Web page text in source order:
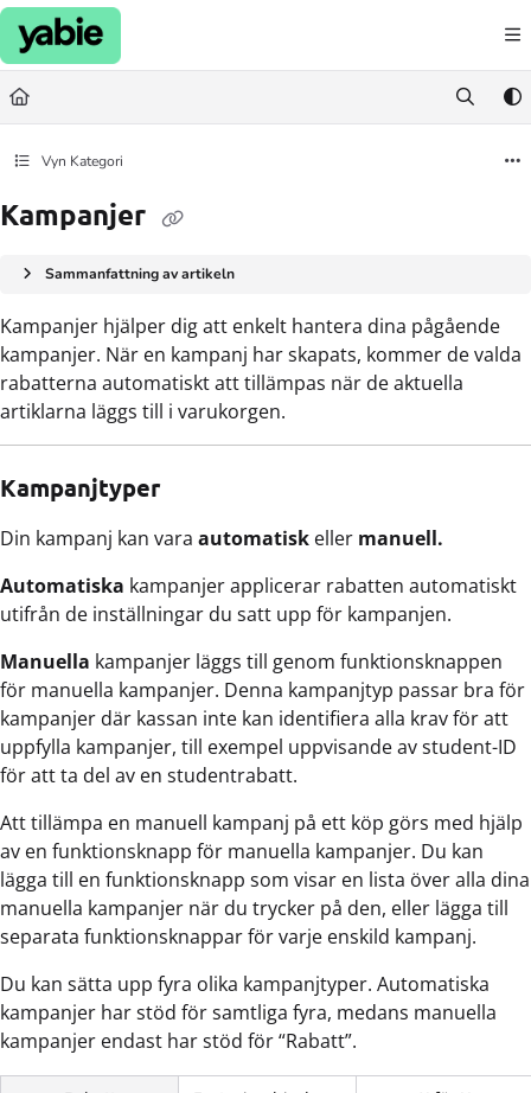
Documentation Index
Fetch the complete documentation index at:
Use this file to discover all available pages before exploring further.
Vyn Kategori
Kampanjer
Sammanfattning av artikeln
Kampanjer hjälper dig att enkelt hantera dina pågående
kampanjer. När en kampanj har skapats, kommer de valda
rabatterna automatiskt att tillämpas när de aktuella
artiklarna läggs till i varukorgen.
Kampanjtyper
Din kampanj kan vara automatisk eller manuell.
Automatiska kampanjer applicerar rabatten automatiskt
utifrån de inställningar du satt upp för kampanjen.
Manuella kampanjer läggs till genom funktionsknappen
för manuella kampanjer. Denna kampanjtyp passar bra för
kampanjer där kassan inte kan identifiera alla krav för att
uppfylla kampanjer, till exempel uppvisande av student-ID
för att ta del av en studentrabatt.
Att tillämpa en manuell kampanj på ett köp görs med hjälp
av en funktionsknapp för manuella kampanjer. Du kan
lägga till en funktionsknapp som visar en lista över alla dina
manuella kampanjer när du trycker på den, eller lägga till
separata funktionsknappar för varje enskild kampanj.
Du kan sätta upp fyra olika kampanjtyper. Automatiska
kampanjer har stöd för samtliga fyra, medans manuella
kampanjer endast har stöd för “Rabatt”.